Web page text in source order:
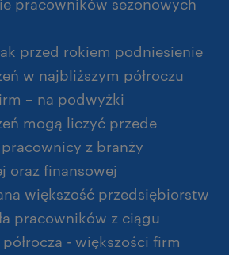
pracowników sezonowych
przed rokiem podniesienie
w najbliższym półroczu
– na podwyżki
mogą liczyć przede
z branży
oraz finansowej
większość przedsiębiorstw
pracowników z ciągu
- większości firm